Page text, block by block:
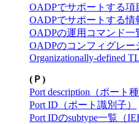
OADPでサポートする項
OADPでサポートする情
OADPの運用コマンド一
OADPのコンフィグレー
Organizationally-defined
(Ｐ)
Port description（ポート種
Port ID（ポート識別子）
Port IDのsubtype一覧（